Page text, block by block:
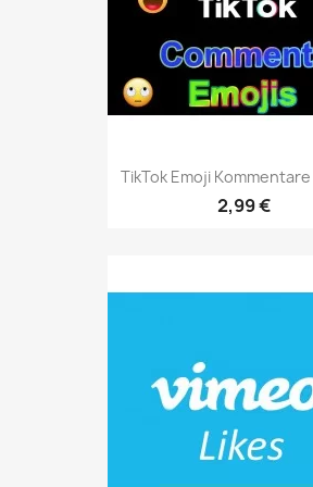
TikTok Emoji
2,99 €